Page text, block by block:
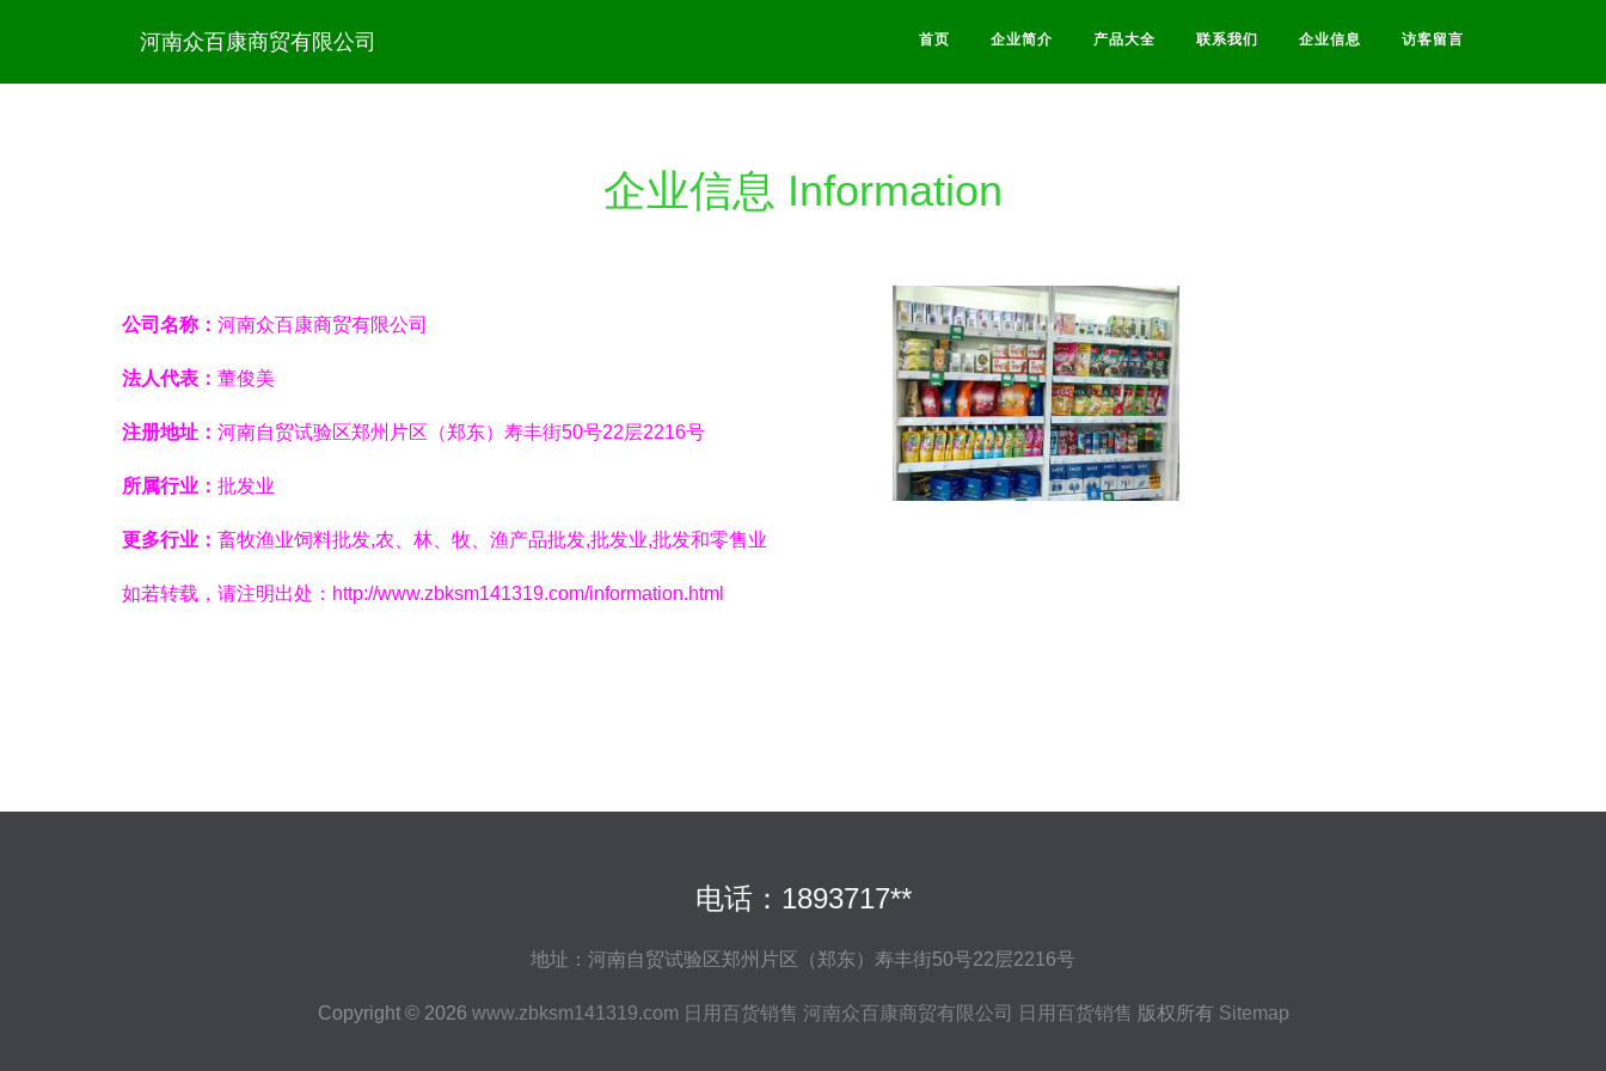
河南众百康商贸有限公司 首页 企业简介 产品大全 联系我们 企业信息 访客留言
企业信息 Information
公司名称： 河南众百康商贸有限公司
法人代表： 董俊美
注册地址： 河南自贸试验区郑州片区（郑东）寿丰街50号22层2216号
所属行业： 批发业
更多行业： 畜牧渔业饲料批发,农、林、牧、渔产品批发,批发业,批发和零售业
如若转载，请注明出处：http://www.zbksm141319.com/information.html
电话：1893717**
地址：河南自贸试验区郑州片区（郑东）寿丰街50号22层2216号
Copyright © 2026 www.zbksm141319.com 日用百货销售 河南众百康商贸有限公司 日用百货销售 版权所有 Sitemap